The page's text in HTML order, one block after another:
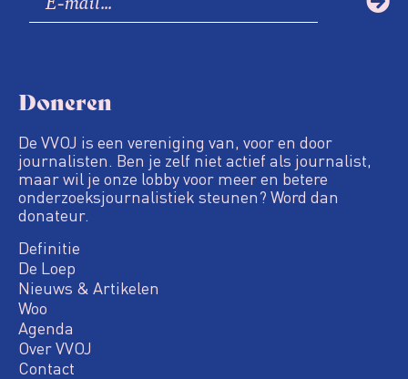
Doneren
De VVOJ is een vereniging van, voor en door
journalisten. Ben je zelf niet actief als journalist,
maar wil je onze lobby voor meer en betere
onderzoeksjournalistiek steunen? Word dan
donateur.
Definitie
De Loep
Nieuws & Artikelen
Woo
Agenda
Over VVOJ
Contact